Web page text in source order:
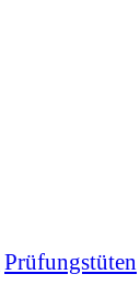
Prüfungstüten